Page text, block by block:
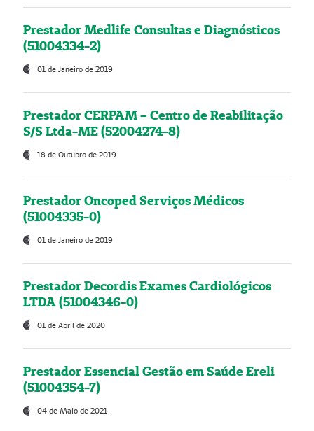
Prestador Medlife Consultas e Diagnósticos
(51004334-2)
01 de Janeiro de 2019
Prestador CERPAM – Centro de Reabilitação
S/S Ltda-ME (52004274-8)
18 de Outubro de 2019
Prestador Oncoped Serviços Médicos
(51004335-0)
01 de Janeiro de 2019
Prestador Decordis Exames Cardiológicos
LTDA (51004346-0)
01 de Abril de 2020
Prestador Essencial Gestão em Saúde Ereli
(51004354-7)
04 de Maio de 2021